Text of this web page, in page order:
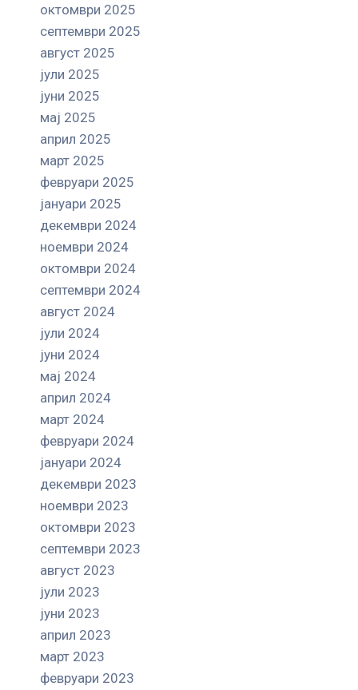
октомври 2025
септември 2025
август 2025
јули 2025
јуни 2025
мај 2025
април 2025
март 2025
февруари 2025
јануари 2025
декември 2024
ноември 2024
октомври 2024
септември 2024
август 2024
јули 2024
јуни 2024
мај 2024
април 2024
март 2024
февруари 2024
јануари 2024
декември 2023
ноември 2023
октомври 2023
септември 2023
август 2023
јули 2023
јуни 2023
април 2023
март 2023
февруари 2023